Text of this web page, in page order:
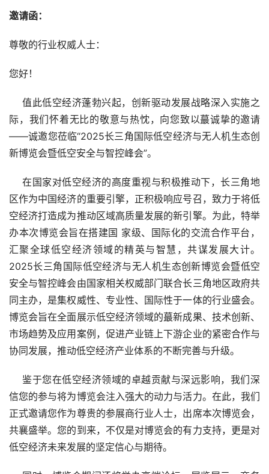
邀请函：
尊敬的行业权威人士：
您好！
值此低空经济蓬勃兴起，创新驱动发展战略深入实施之
际，我们怀着无比的敬意与热忱，向您致以蕞诚挚的邀请
——诚邀您莅临“2025长三角国际低空经济与无人机生态创
新博览会暨低空安全与智控峰会”。
在国家对低空经济的高度重视与积极推动下，长三角地
区作为中国经济的重要引擎，正积极响应号召，致力于将低
空经济打造成为推动区域高质量发展的新引擎。为此，特举
办本次博览会旨在搭建国 家级、国际化的交流合作平台，
汇聚全球低空经济领域的精英与智慧，共谋发展大计。
2025长三角国际低空经济与无人机生态创新博览会暨低空
安全与智控峰会由国家相关权威部门联合长三角地区政府共
同主办，是集权威性、专业性、国际性于一体的行业盛会。
博览会旨在全面展示低空经济领域的蕞新成果、技术创新、
市场趋势及应用案例，促进产业链上下游企业的紧密合作与
协同发展，推动低空经济产业体系的不断完善与升级。
鉴于您在低空经济领域的卓越贡献与深远影响，我们深
信您的参与将为博览会注入强大的动力与活力。在此，我们
正式邀请您作为尊贵的参展商行业人士，出席本次博览会，
共襄盛举。您的到来，不仅是对博览会的有力支持，更是对
低空经济未来发展的坚定信心与期待。